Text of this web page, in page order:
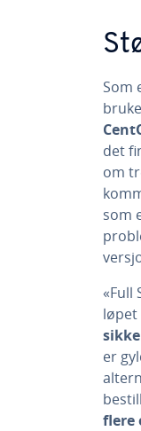
Som
det
om
som
«Full
er
flere